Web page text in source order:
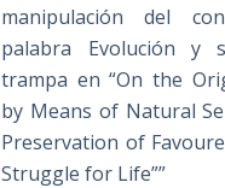
manipulación del
palabra Evolución y
trampa en “On the
by Means of Natural
Preservation of
Struggle for Life””